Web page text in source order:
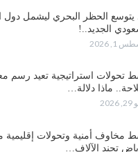
الحظر البحري ليشمل دول
الجديد..!
1, 2026
تحولات استراتيجية تعيد رسم
ماذا دلالة…
مخاوف أمنية وتحولات إقليمية
تجند الآلاف…